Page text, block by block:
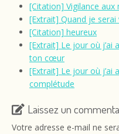
[Citation] Vigilance aux
[Extrait] Quand je serai
[Citation] heureux
[Extrait] Le jour où j’ai
ton cœur
[Extrait] Le jour où j’ai
complétude
Laissez un
Votre adresse e-mail ne